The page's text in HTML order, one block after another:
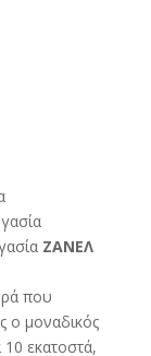
ΖΑΝΕΛ
που
ο μοναδικός
10 εκατοστά,